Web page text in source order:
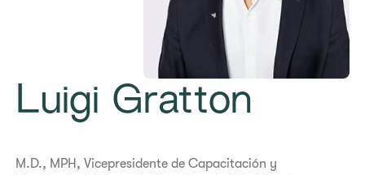
Luigi Gratton
M.D., MPH, Vicepresidente de Capacitación y